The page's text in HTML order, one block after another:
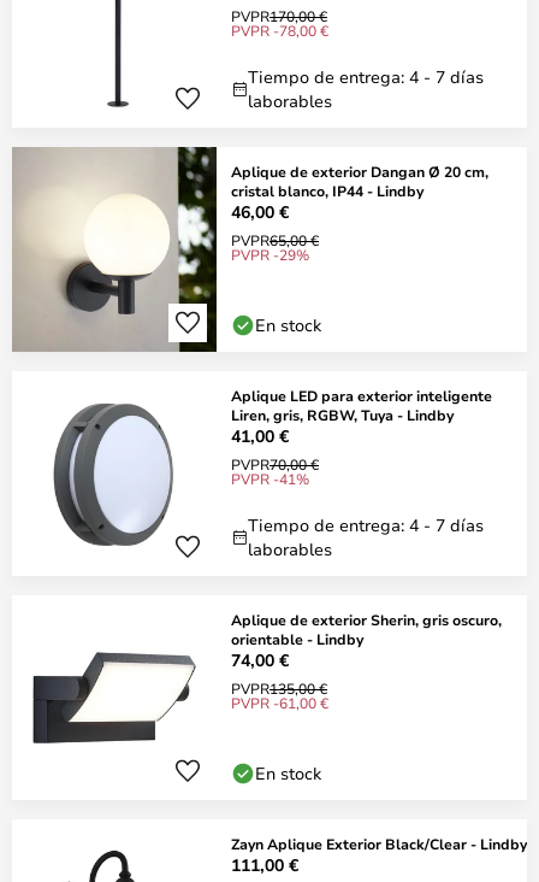
PVPR170,00 €
PVPR -78,00 €
Tiempo de entrega: 4 - 7 días
laborables
Aplique de exterior Dangan Ø 20 cm,
cristal blanco, IP44 - Lindby
46,00 €
PVPR65,00 €
PVPR -29%
En stock
Aplique LED para exterior inteligente
Liren, gris, RGBW, Tuya - Lindby
41,00 €
PVPR70,00 €
PVPR -41%
Tiempo de entrega: 4 - 7 días
laborables
Aplique de exterior Sherin, gris oscuro,
orientable - Lindby
74,00 €
PVPR135,00 €
PVPR -61,00 €
En stock
Zayn Aplique Exterior Black/Clear - Lindby
111,00 €